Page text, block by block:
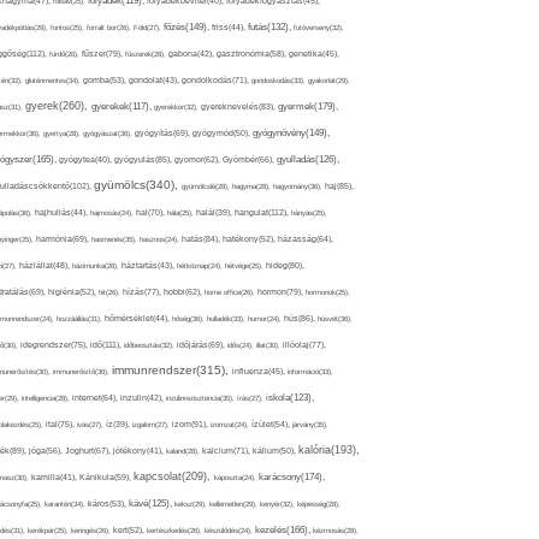
fontos(25), forralt bor(26), Föld(27), főzés(149), friss(44), futás(132), futóverseny(32),
fürdő(26), fűszer(79), fűszerek(28), gabona(42), gasztronómia(58), genetika(45),
gluténmentes(34), gomba(53), gondolat(43), gondolkodás(71), gondoskodás(33), gyakorlat(29),
gyerek(260), gyerekek(117), gyerekkor(32), gyereknevelés(83), gyermek(179),
gyertya(28), gyógyászat(36), gyógyítás(69), gyógymód(50), gyógynövény(149),
gyógytea(40), gyógyulás(85), gyomor(62), Gyömbér(66), gyulladás(126),
gyümölcs(340), gyümölcslé(28), hagyma(28), hagyomány(36), haj(85),
hajhullás(44), hajmosás(24), hal(70), hála(25), halál(39), hangulat(112), hányás(25),
harmónia(69), hasmenés(35), hasznos(24), hatás(84), hatékony(52), házasság(64),
háziállat(48), házimunka(28), háztartás(43), hétköznap(24), hétvége(25), hideg(80),
higiénia(52), hit(26), hízás(77), hobbi(62), home office(26), hormon(79), hormonok(25),
hozzáállás(31), hőmérséklet(44), hőség(36), hulladék(33), humor(24), hús(86), húsvét(36),
idegrendszer(75), idő(111), időbeosztás(32), időjárás(69), idős(24), illat(30), illóolaj(77),
immunerősítő(36), immunrendszer(315), influenza(45), információ(33),
intelligencia(28), internet(64), inzulin(42), inzulinrezisztencia(35), írás(27), iskola(123),
ital(75), ivás(27), íz(39), izgalom(27), izom(91), izomzat(24), ízület(54), járvány(35),
jóga(56), Joghurt(67), jótékony(41), kaland(28), kalcium(71), kálium(50), kalória(193),
kamilla(41), Kánikula(59), kapcsolat(209), káposzta(24), karácsony(174),
karantén(34), káros(53), kávé(125), keksz(29), kellemetlen(29), kenyér(32), képesség(28),
kerékpár(25), keringés(26), kert(52), kertészkedés(26), készülődés(24), kezelés(166), kézmosás(28),